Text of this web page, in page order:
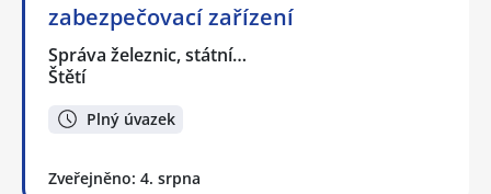
zabezpečovací zařízení
Správa železnic, státní…
Štětí
Plný úvazek
Zveřejněno: 4. srpna